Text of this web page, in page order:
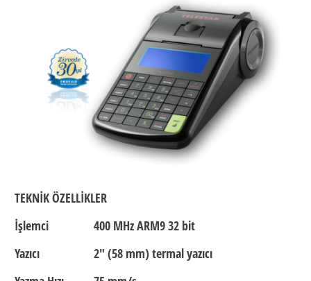
TEKNİK ÖZELLİKLER
İşlemci
400 MHz ARM9 32 bit
Yazıcı
2″ (58 mm) termal yazıcı